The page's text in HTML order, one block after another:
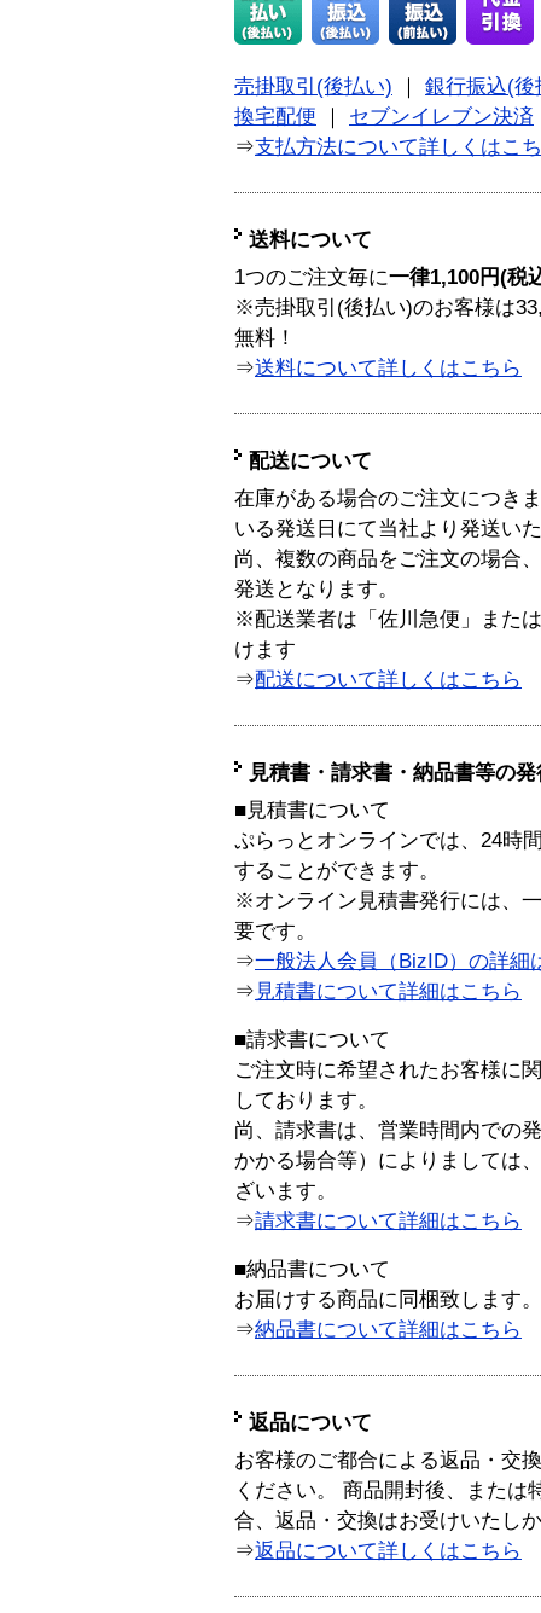
売掛取引(後払い)
銀行振込(後
換宅配便
セブンイレブン決済
⇒支払方法について詳しくはこ
送料について
1つのご注文毎に一律1,100円(税
※売掛取引(後払い)のお客様は
無料！
⇒送料について詳しくはこちら
配送について
在庫がある場合のご注文につき
いる発送日にて当社より発送い
尚、複数の商品をご注文の場合
発送となります。
※配送業者は「佐川急便」また
けます
⇒配送について詳しくはこちら
見積書・請求書・納品書等の
■見積書について
ぷらっとオンラインでは、24時
することができます。
※オンライン見積書発行には、
要です。
⇒一般法人会員（BizID）の詳細
⇒ 見積書について詳細はこちら
■請求書について
ご注文時に希望されたお客様に
しております。
尚、請求書は、営業時間内での
かかる場合等）によりましては
ざいます。
⇒請求書について詳細はこちら
■納品書について
お届けする商品に同梱致します。
⇒納品書について詳細はこちら
返品について
お客様のご都合による返品・交
ください。 商品開封後、または
合、返品・交換はお受けいたし
⇒返品について詳しくはこちら